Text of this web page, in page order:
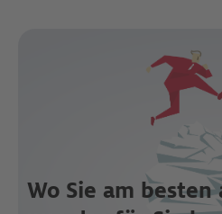
Wo Sie am besten